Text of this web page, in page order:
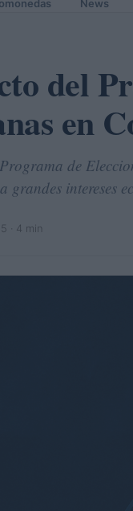
News
del
en
de
grandes intereses
· 4 min